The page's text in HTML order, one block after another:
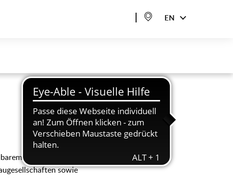
EN
Wohnraum im
sowie